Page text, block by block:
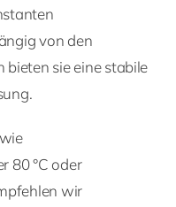
von den
sie eine stabile
80 °C oder
wir